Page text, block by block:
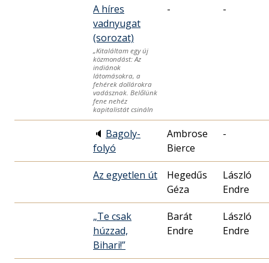
A híres
vadnyugat
(sorozat)
„Kitaláltam egy új
közmondást: Az
indiánok
látomásokra, a
fehérek dollárokra
vadásznak. Belőlünk
fene nehéz
kapitalistát csináln
- -
🔈 Bagoly-
folyó
Ambrose
Bierce
-
Az egyetlen út
Hegedűs
Géza
László
Endre
„Te csak
húzzad,
Bihari!”
Barát
Endre
László
Endre